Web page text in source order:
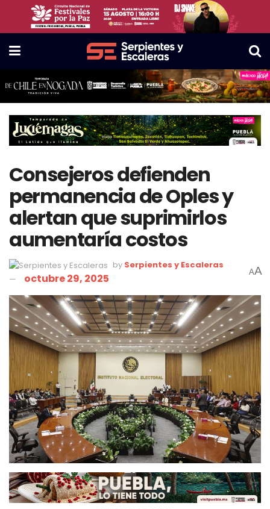
Consejeros defienden
permanencia de Oples y
alertan que suprimirlos
aumentaría costos
by Serpientes y Escaleras
octubre 29, 2025 AA